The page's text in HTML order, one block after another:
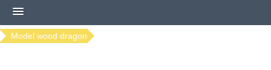
Home
Model wood dragon